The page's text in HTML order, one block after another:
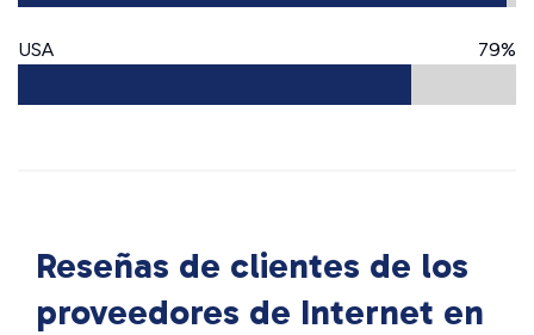
USA 79%
Reseñas de clientes de los
proveedores de Internet en